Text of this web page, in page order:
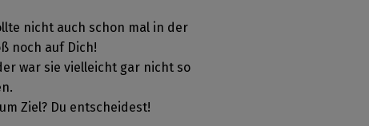
nicht auch schon mal in der
noch auf Dich!
war sie vielleicht gar nicht so
Ziel? Du entscheidest!